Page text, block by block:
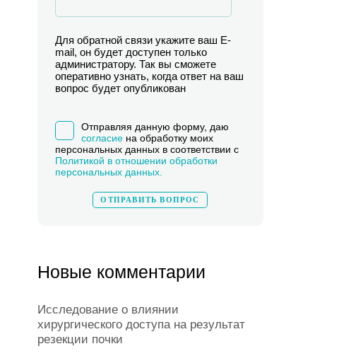
Для обратной связи укажите ваш E-
mail, он будет доступен только
администратору. Так вы сможете
оперативно узнать, когда ответ на ваш
вопрос будет опубликован
Отправляя данную форму, даю
согласиена обработку моих
персональных данных в соответствии с
Политикой в отношении обработки
персональных данных.
Новые комментарии
Исследование о влиянии
хирургического доступа на результат
резекции почки